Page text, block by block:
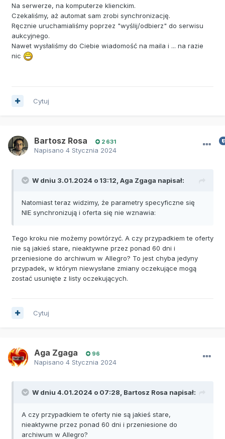
Na serwerze, na komputerze klienckim.
Czekaliśmy, aż automat sam zrobi synchronizację.
Ręcznie uruchamialiśmy poprzez "wyślij/odbierz" do serwisu
aukcyjnego.
Nawet wysłaliśmy do Ciebie wiadomość na maila i ... na razie
nic
Cytuj
Bartosz Rosa 2 631
Napisano 4 Stycznia 2024
W dniu 3.01.2024 o 13:12, Aga Zgaga napisał:
Natomiast teraz widzimy, że parametry specyficzne się
NIE synchronizują i oferta się nie wznawia:
Tego kroku nie możemy powtórzyć. A czy przypadkiem te oferty
nie są jakieś stare, nieaktywne przez ponad 60 dni i
przeniesione do archiwum w Allegro? To jest chyba jedyny
przypadek, w którym niewysłane zmiany oczekujące mogą
zostać usunięte z listy oczekujących.
Cytuj
Aga Zgaga 96
Napisano 4 Stycznia 2024
W dniu 4.01.2024 o 07:28, Bartosz Rosa napisał:
A czy przypadkiem te oferty nie są jakieś stare,
nieaktywne przez ponad 60 dni i przeniesione do
archiwum w Allegro?